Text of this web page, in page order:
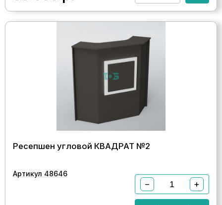
Ресепшен угловой КВАДРАТ №2
Артикул 48646
− +